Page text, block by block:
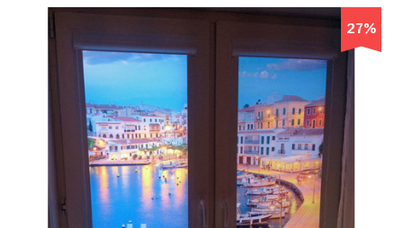
27%